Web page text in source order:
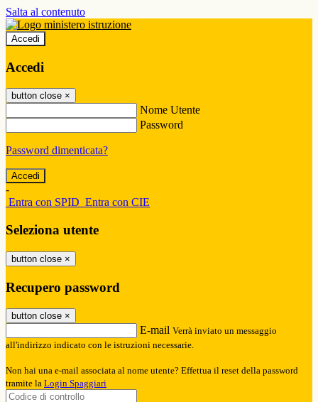
Salta al contenuto
Accedi
Accedi
button close ×
Nome Utente
Password
Password dimenticata?
-
Entra con SPID Entra con CIE
Seleziona utente
button close ×
Recupero password
button close ×
E-mail Verrà inviato un messaggio
all'indirizzo indicato con le istruzioni necessarie.
Non hai una e-mail associata al nome utente? Effettua il reset della password
tramite la Login Spaggiari